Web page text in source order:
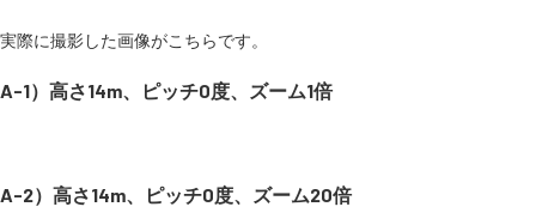
実際に撮影した画像がこちらです。
A-1）高さ14m、ピッチ0度、ズーム1倍
A-2）高さ14m、ピッチ0度、ズーム20倍